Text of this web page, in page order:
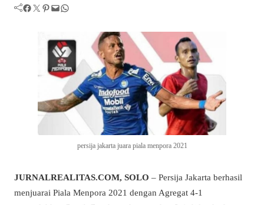
Facebook Twitter Pinterest Mail WhatsApp
persija jakarta juara piala menpora 2021
JURNALREALITAS.COM, SOLO – Persija Jakarta berhasil
menjuarai Piala Menpora 2021 dengan Agregat 4-1